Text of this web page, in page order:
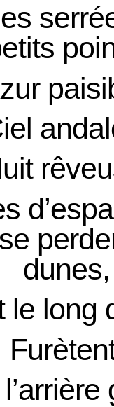
dunes,
le long